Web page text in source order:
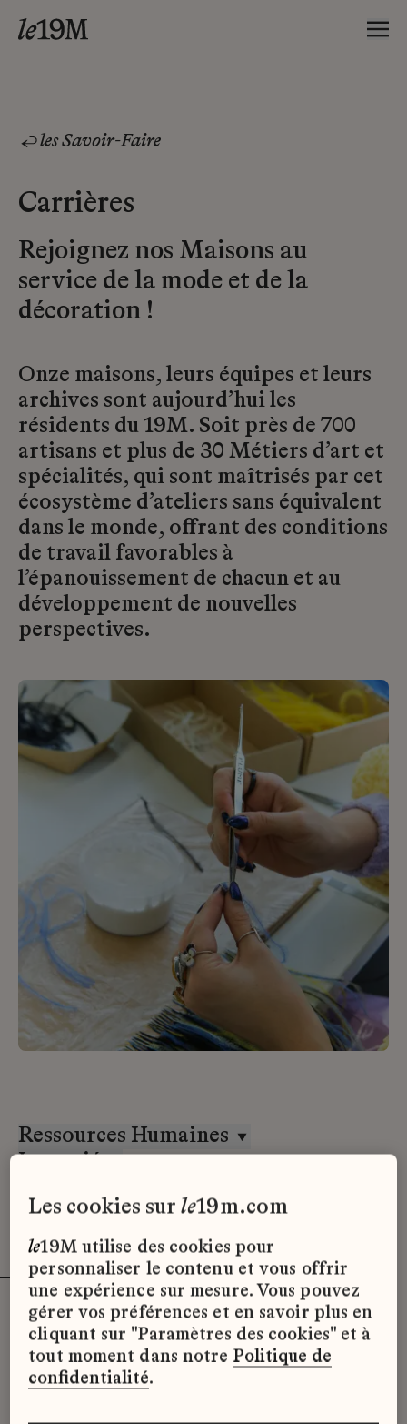
les Savoir-Faire
Carrières
Rejoignez nos Maisons au
service de la mode et de la
décoration !
Onze maisons, leurs équipes et leurs
archives sont aujourd’hui les
résidents du 19M. Soit près de 700
artisans et plus de 30 Métiers d’art et
spécialités, qui sont maîtrisés par cet
écosystème d’ateliers sans équivalent
dans le monde, offrant des conditions
de travail favorables à
l’épanouissement de chacun et au
développement de nouvelles
perspectives.
Ressources Humaines
Lemarié
Désolé, il semble qu’il n’y ait pas
d’offres d’emploi disponibles pour le
moment.
les cookies surle19m.com
le19M utilise des cookies pour
personnaliser le contenu et vous offrir
une expérience sur mesure. Vous pouvez
gérer vos préférences et en savoir plus en
cliquant sur "Paramètres des cookies" et à
tout moment dans notre Politique de
confidentialité.